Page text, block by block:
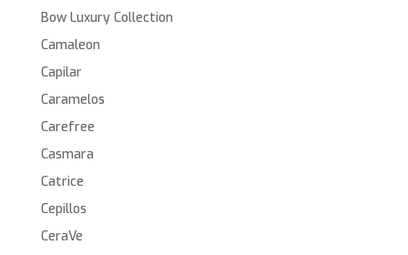
Bow Luxury Collection
Camaleon
Capilar
Caramelos
Carefree
Casmara
Catrice
Cepillos
CeraVe